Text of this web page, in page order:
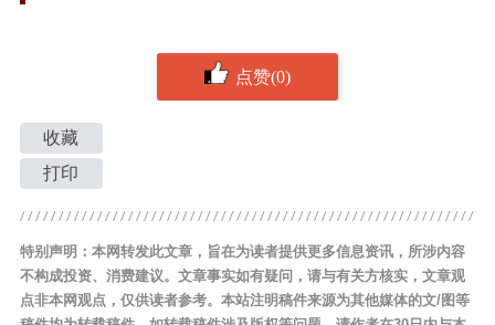
点赞(0)
收藏
打印
特别声明：本网转发此文章，旨在为读者提供更多信息资讯，所涉内容
不构成投资、消费建议。文章事实如有疑问，请与有关方核实，文章观
点非本网观点，仅供读者参考。本站注明稿件来源为其他媒体的文/图等